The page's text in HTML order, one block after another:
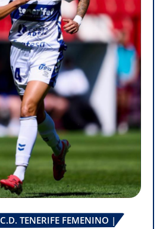
C.D. TENERIFE FEMENINO |